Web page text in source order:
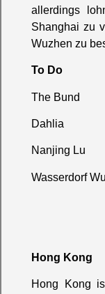
allerdings
Shanghai zu
Wuzhen zu
To Do
The Bund
Dahlia
Nanjing Lu
Wasserdorf
Hong Kong
Hong Kong